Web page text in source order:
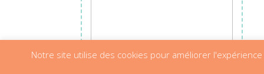
Notre site utilise des cookies pour améliorer